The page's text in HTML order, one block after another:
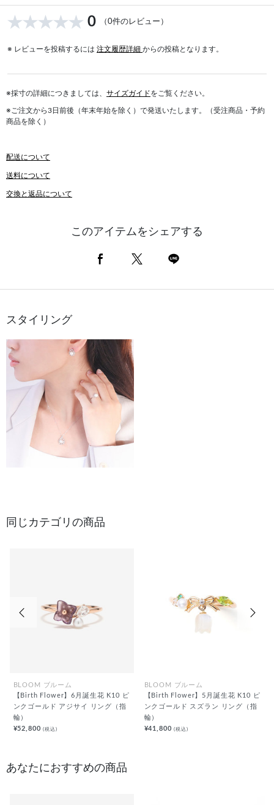
0 （0件のレビュー）
※ レビューを投稿するには 注文履歴詳細 からの投稿となります。
※採寸の詳細につきましては、 サイズガイドをご覧ください。
※ご注文から3日前後（年末年始を除く）で発送いたします。（受注商品・予約
商品を除く）
配送について
送料について
交換と返品について
このアイテムをシェアする
スタイリング
同じカテゴリの商品
BLOOM ブルーム
【Birth Flower】6月誕生花 K10 ピ
ンクゴールド アジサイ リング（指
輪）
¥52,800(税込)
BLOOM ブルーム
【Birth Flower】5月誕生花 K10 ピ
ンクゴールド スズラン リング（指
輪）
¥41,800(税込)
前の画像
あなたにおすすめの商品